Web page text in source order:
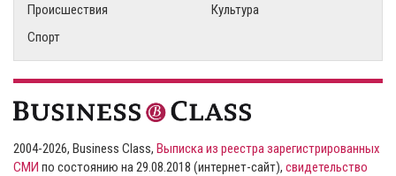
Происшествия
Культура
Спорт
2004-2026, Business Class, Выписка из реестра зарегистрированных
СМИ по состоянию на 29.08.2018 (интернет-сайт), свидетельство